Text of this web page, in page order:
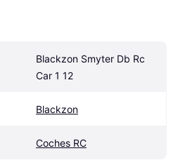
Blackzon Smyter Db Rc
Car 1 12
Blackzon
Coches RC